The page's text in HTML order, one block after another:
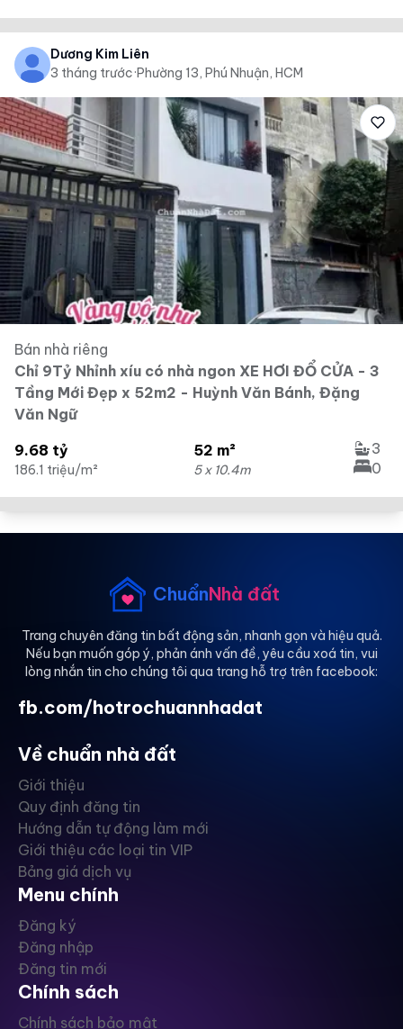
Dương Kim Liên
3 tháng trước·Phường 13, Phú Nhuận, HCM
Bán nhà riêng
Chỉ 9Tỷ Nhỉnh xíu có nhà ngon XE HƠI ĐỔ CỬA - 3
Tầng Mới Đẹp x 52m2 - Huỳnh Văn Bánh, Đặng
Văn Ngữ
9.68 tỷ
186.1 triệu/m²
52 m²
5 x 10.4m
3
0
ChuẩnNhà đất
Trang chuyên đăng tin bất động sản, nhanh gọn và hiệu quả.
Nếu bạn muốn góp ý, phản ánh vấn đề, yêu cầu xoá tin, vui
lòng nhắn tin cho chúng tôi qua trang hỗ trợ trên facebook:
fb.com/hotrochuannhadat
Về chuẩn nhà đất
Giới thiệu
Quy định đăng tin
Hướng dẫn tự động làm mới
Giới thiệu các loại tin VIP
Bảng giá dịch vụ
Menu chính
Đăng ký
Đăng nhập
Đăng tin mới
Chính sách
Chính sách bảo mật